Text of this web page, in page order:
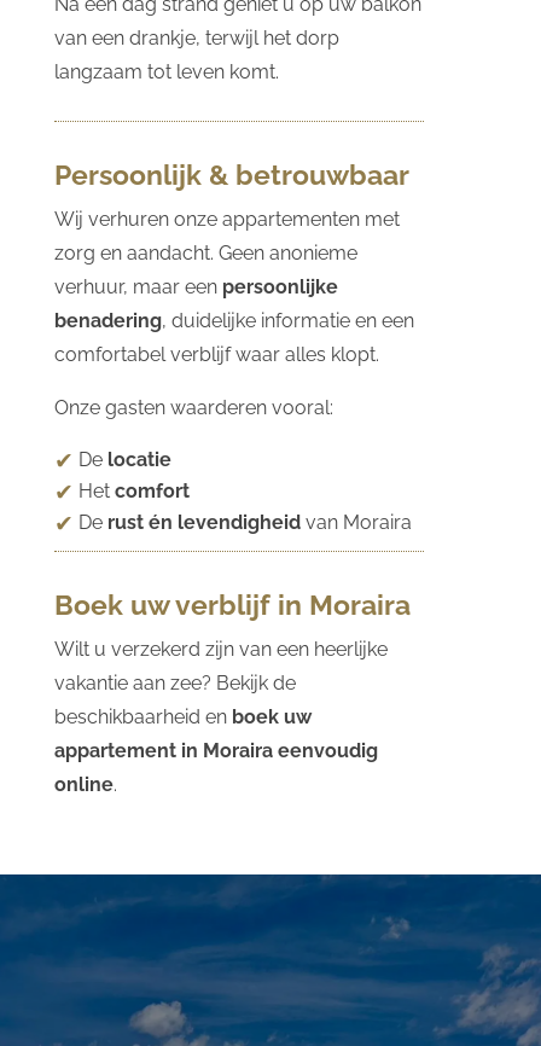
van een drankje, terwijl het dorp
langzaam tot leven komt.
Persoonlijk & betrouwbaar
Wij verhuren onze appartementen met
zorg en aandacht. Geen anonieme
verhuur, maar een persoonlijke
benadering, duidelijke informatie en een
comfortabel verblijf waar alles klopt.
Onze gasten waarderen vooral:
De locatie
Het comfort
De rust én levendigheidvan Moraira
Boek uw verblijf in Moraira
Wilt u verzekerd zijn van een heerlijke
vakantie aan zee? Bekijk de
beschikbaarheid en boek uw
appartement in Moraira eenvoudig
online.